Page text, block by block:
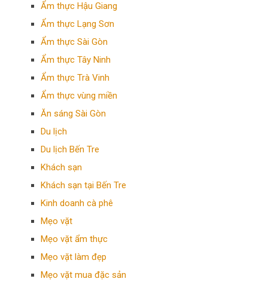
Ẩm thực Hậu Giang
Ẩm thực Lạng Sơn
Ẩm thực Sài Gòn
Ẩm thực Tây Ninh
Ẩm thực Trà Vinh
Ẩm thực vùng miền
Ăn sáng Sài Gòn
Du lịch
Du lịch Bến Tre
Khách sạn
Khách sạn tại Bến Tre
Kinh doanh cà phê
Mẹo vặt
Mẹo vặt ẩm thực
Mẹo vặt làm đẹp
Mẹo vặt mua đặc sản